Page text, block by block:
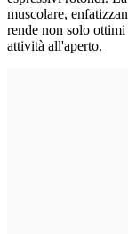
muscolare,
rende non solo
attività all'aperto.